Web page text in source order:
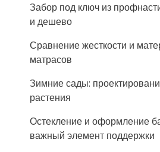
Забор под ключ из
и дешево
Сравнение жесткости и
матрасов
Зимние сады:
растения
Остекление и оформление
важный элемент поддержки